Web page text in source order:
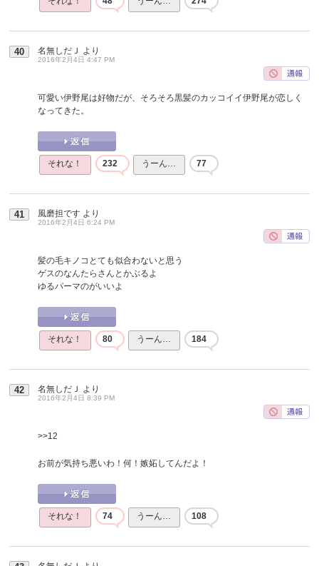
40 名無しだＪ より
2016年2月4日 4:47 PM
可愛い伊野尾は好物だが、そろそろ黒髪のカッコイイ伊野尾が恋しく
なってきた。
それな！ 232 うーん… 77
41 風磨担です より
2016年2月4日 6:24 PM
髪の毛キノコとても似合わないと思う
ゲスのなんたらさんとかぶるよ
ゆるパーマのがいいよ
それな！ 80 うーん… 184
42 名無しだＪ より
2016年2月4日 8:39 PM
>>12
お前が気持ち悪いわ！何！嫉妬してんだよ！
それな！ 74 うーん… 108